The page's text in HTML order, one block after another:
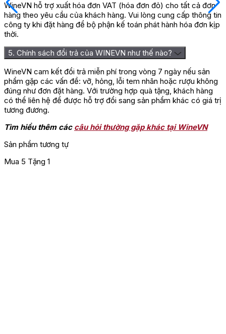
WineVN hỗ trợ xuất hóa đơn VAT (hóa đơn đỏ) cho tất cả đơn
hàng theo yêu cầu của khách hàng. Vui lòng cung cấp thông tin
công ty khi đặt hàng để bộ phận kế toán phát hành hóa đơn kịp
thời.
5. Chính sách đổi trả của WINEVN như thế nào?
WineVN cam kết đổi trả miễn phí trong vòng 7 ngày nếu sản
phẩm gặp các vấn đề: vỡ, hỏng, lỗi tem nhãn hoặc rượu không
đúng như đơn đặt hàng. Với trường hợp quà tặng, khách hàng
có thể liên hệ để được hỗ trợ đổi sang sản phẩm khác có giá trị
tương đương.
Tìm hiểu thêm các câu hỏi thường gặp khác tại WineVN
Sản phẩm tương tự
Mua 5 Tặng 1